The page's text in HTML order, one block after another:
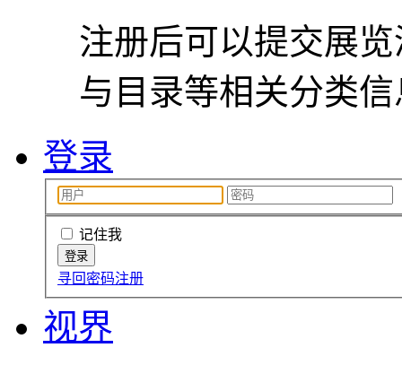
注册后可以提交展
与目录等相关分类
登录
记住我
寻回密码注册
视界